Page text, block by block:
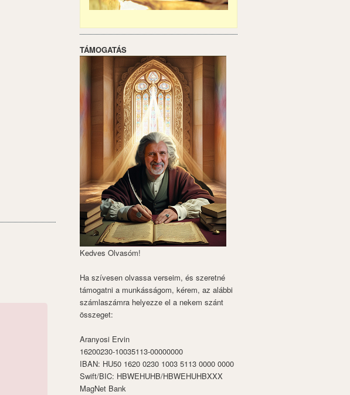
TÁMOGATÁS
Kedves Olvasóm!
Ha szívesen olvassa verseim, és szeretné
támogatni a munkásságom, kérem, az alábbi
számlaszámra helyezze el a nekem szánt
összeget:
Aranyosi Ervin
16200230-10035113-00000000
IBAN: HU50 1620 0230 1003 5113 0000 0000
Swift/BIC: HBWEHUHB/HBWEHUHBXXX
MagNet Bank